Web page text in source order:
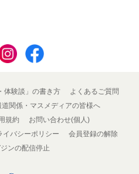
体験談」の書き方
よくあるご質問
道関係・マスメディアの皆様へ
規約
お問い合わせ(個人)
イバシーポリシー
会員登録の解除
ンの配信停止